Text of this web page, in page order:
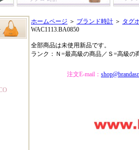
ホームページ ＞ ブランド時計 ＞ タグ
WAC1113.BA0850
全部商品は未使用新品です。
ランク：Ｎ=最高級の商品／Ｓ=高級の
注文E-mail：